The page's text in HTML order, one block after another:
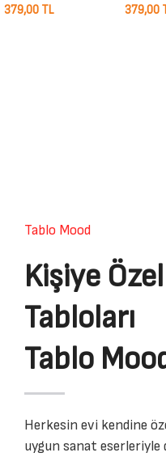
Yüksek Kalite Anime
379,00 TL
Siyah
379,00
Tablo Mood
Kişiye
Tabloları
Tablo
Herkesin evi kendine
uygun sanat eserleriyle